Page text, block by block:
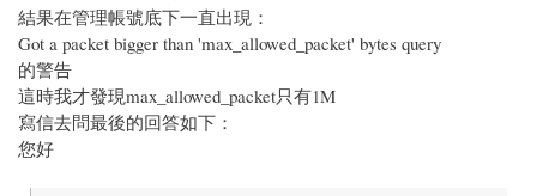
結果在管理帳號底下一直出現：
Got a packet bigger than 'max_allowed_packet' bytes query
的警告
這時我才發現max_allowed_packet只有1M
寫信去問最後的回答如下：
您好